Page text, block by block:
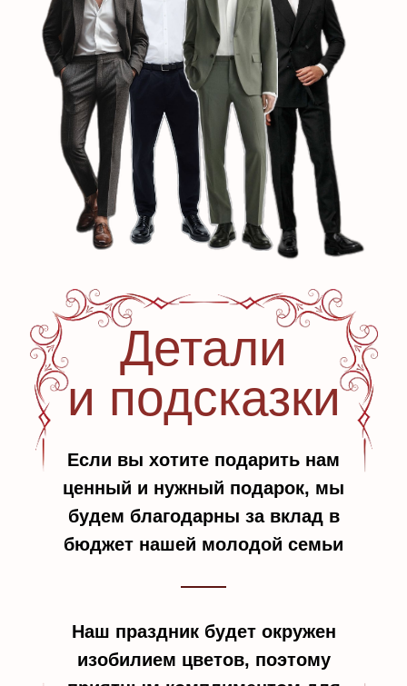
Детали
и подсказки
Если вы хотите подарить нам
ценный и нужный подарок, мы
будем благодарны за вклад в
бюджет нашей молодой семьи
Наш праздник будет окружен
изобилием цветов, поэтому